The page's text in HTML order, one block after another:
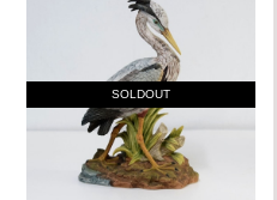
SOLDOUT